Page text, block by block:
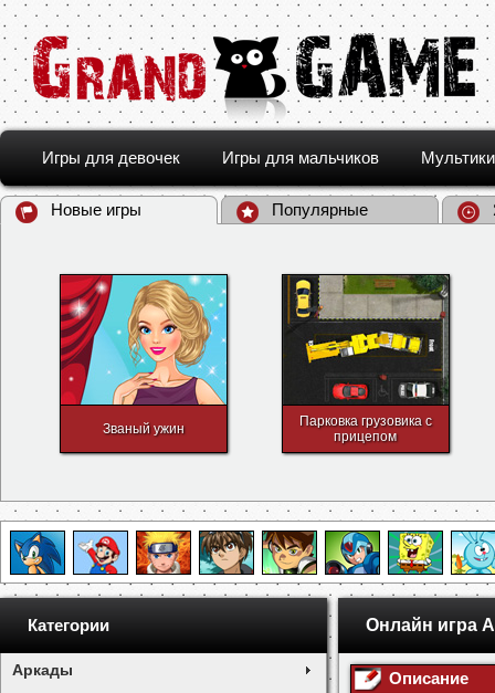
Игры для девочек Игры для мальчиков Мультики
Новые игры Популярные
Званый ужин
Парковка грузовика с
прицепом
Категории
Аркады
Онлайн игра
Описание